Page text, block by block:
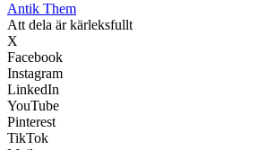
Antik Them
Att dela är kärleksfullt
X
Facebook
Instagram
LinkedIn
YouTube
Pinterest
TikTok